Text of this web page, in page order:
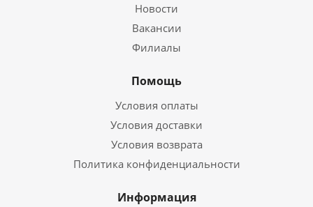
Новости
Вакансии
Филиалы
Помощь
Условия оплаты
Условия доставки
Условия возврата
Политика конфиденциальности
Информация